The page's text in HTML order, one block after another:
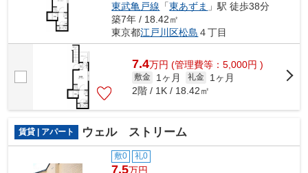
東武亀戸線 「東あずま 」駅 徒歩38分
築7年 / 18.42㎡
東京都江戸川区松島 ４丁目
7.4万円 (管理費等：5,000円 )
敷金 1ヶ月 礼金
1ヶ月
2階 / 1K / 18.42㎡
賃貸 | アパート ウェル ストリーム
敷0 礼0
7.5万円